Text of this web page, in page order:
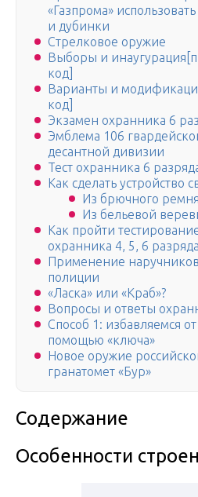
«Газпрома»
и дубинки
Стрелковое оружие
Выборы и
код]
Варианты и
код]
Экзамен охранника 6
Эмблема 106
десантной дивизии
Тест охранника 6
Как сделать устройство
Из брючного ремня
Из бельевой
Как пройти
охранника 4, 5, 6 разряда
Применение
полиции
«Ласка» или «Краб»?
Вопросы и ответы
Способ 1: избавляемся
помощью «ключа»
Новое оружие
гранатомет «Бур»
Содержание
Особенности